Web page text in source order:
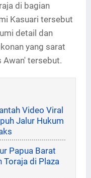
di bagian
Kasuari tersebut
detail dan
yang sarat
Awan' tersebut.
Video Viral
Jalur Hukum
Papua Barat
Toraja di Plaza